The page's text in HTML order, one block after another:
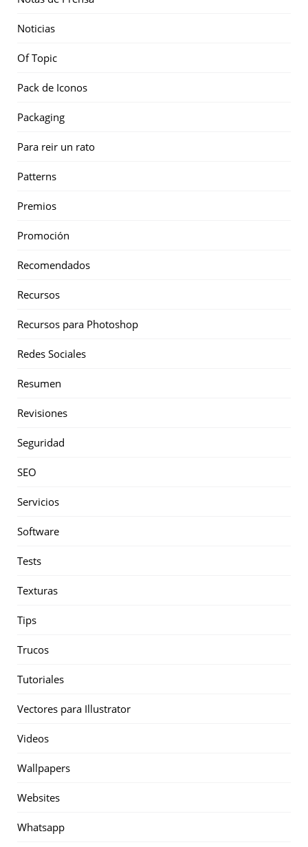
Noticias
Of Topic
Pack de Iconos
Packaging
Para reir un rato
Patterns
Premios
Promoción
Recomendados
Recursos
Recursos para Photoshop
Redes Sociales
Resumen
Revisiones
Seguridad
SEO
Servicios
Software
Tests
Texturas
Tips
Trucos
Tutoriales
Vectores para Illustrator
Videos
Wallpapers
Websites
Whatsapp